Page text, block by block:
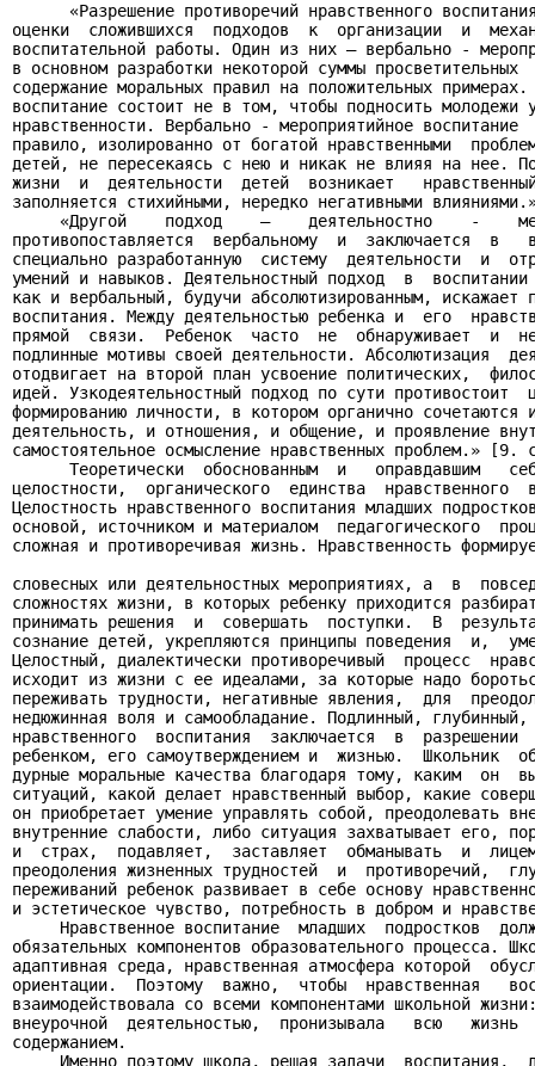
«Разрешение противоречий нравственного
оценки  сложившихся  подходов  к  организации  и
воспитательной работы. Один из них — вербально -
в основном разработки некоторой суммы
содержание моральных правил на положительных
воспитание состоит не в том, чтобы подносить молодежи
нравственности. Вербально - мероприятийное
правило, изолированно от богатой нравственными
детей, не пересекаясь с нею и никак не влияя на нее.
жизни  и  деятельности  детей  возникает
заполняется стихийными, нередко негативными
«Другой    подход    —    деятельностно    -
противопоставляется  вербальному  и  заключается  в
специально разработанную  систему  деятельности  и
умений и навыков. Деятельностный подход  в
как и вербальный, будучи абсолютизированным, искажает
воспитания. Между деятельностью ребенка и  его
прямой  связи.  Ребенок  часто  не  обнаруживает  и
подлинные мотивы своей деятельности. Абсолютизация
отодвигает на второй план усвоение политических,
идей. Узкодеятельностный подход по сути противостоит
формированию личности, в котором органично
деятельность, и отношения, и общение, и проявление
самостоятельное осмысление нравственных проблем.»
Теоретически  обоснованным  и   оправдавшим
целостности,  органического  единства  нравственного
Целостность нравственного воспитания младших
основой, источником и материалом  педагогического
сложная и противоречивая жизнь. Нравственность
словесных или деятельностных мероприятиях, а  в
сложностях жизни, в которых ребенку приходится
принимать решения  и  совершать  поступки.  В
сознание детей, укрепляются принципы поведения  и,
Целостный, диалектически противоречивый  процесс
исходит из жизни с ее идеалами, за которые надо
переживать трудности, негативные явления,  для
недюжинная воля и самообладание. Подлинный, глубинный,
нравственного  воспитания  заключается  в  разрешении
ребенком, его самоутверждением и  жизнью.  Школьник
дурные моральные качества благодаря тому, каким  он
ситуаций, какой делает нравственный выбор, какие
он приобретает умение управлять собой, преодолевать
внутренние слабости, либо ситуация захватывает его,
и  страх,  подавляет,  заставляет  обманывать  и
преодоления жизненных трудностей  и  противоречий,
переживаний ребенок развивает в себе основу
и эстетическое чувство, потребность в добром и
Нравственное воспитание  младших  подростков
обязательных компонентов образовательного процесса.
адаптивная среда, нравственная атмосфера которой
ориентации.  Поэтому  важно,  чтобы  нравственная
взаимодействовала со всеми компонентами школьной
внеурочной  деятельностью,  пронизывала   всю   жизнь
содержанием.
Именно поэтому школа, решая задачи  воспитания,